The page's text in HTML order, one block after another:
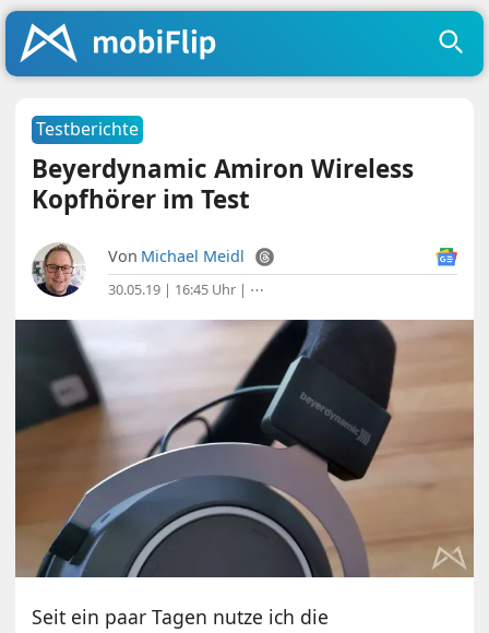
Testberichte
Beyerdynamic Amiron Wireless
Kopfhörer im Test
Von Michael Meidl
30.05.19 | 16:45 Uhr | ⋯
Seit ein paar Tagen nutze ich die